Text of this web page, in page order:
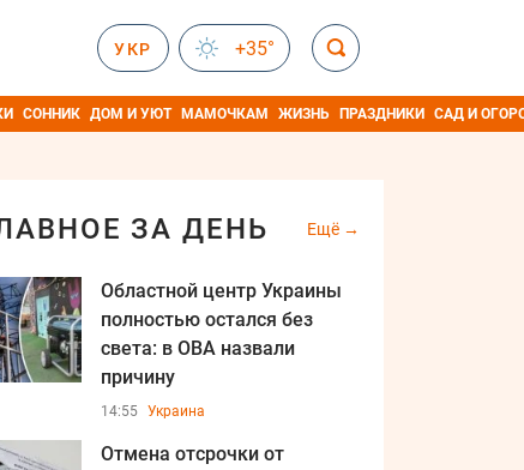
УКР +35°
СОННИК ДОМ И УЮТ МАМОЧКАМ ЖИЗНЬ ПРАЗДНИКИ САД И
ЗА ДЕНЬ Ещё
Областной центр Украины
полностью остался без
света: в ОВА назвали
причину
14:55 Украина
Отмена отсрочки от